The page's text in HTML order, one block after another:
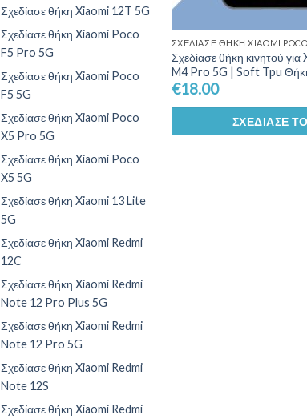
Σχεδίασε θήκη Xiaomi 12T 5G
Σχεδίασε θήκη Xiaomi Poco
F5 Pro 5G
Σχεδίασε θήκη Xiaomi Poco
F5 5G
Σχεδίασε θήκη Xiaomi Poco
X5 Pro 5G
Σχεδίασε θήκη Xiaomi Poco
X5 5G
Σχεδίασε θήκη Xiaomi 13 Lite
5G
Σχεδίασε θήκη Xiaomi Redmi
12C
Σχεδίασε θήκη Xiaomi Redmi
Note 12 Pro Plus 5G
Σχεδίασε θήκη Xiaomi Redmi
Note 12 Pro 5G
Σχεδίασε θήκη Xiaomi Redmi
Note 12S
Σχεδίασε θήκη Xiaomi Redmi
ΣΧΕΔΊΑΣΕ ΘΉΚΗ XIAOMI POCO
Σχεδίασε θήκη κινητού
M4 Pro 5G | Soft Tpu
€18.00
ΣΧΕΔΊΑΣΕ ΤΟ